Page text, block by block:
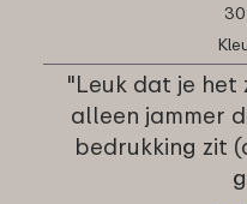
"Leuk dat je
alleen jammer
bedrukking zit